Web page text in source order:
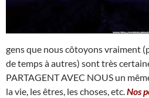
gens que nous côtoyons vraiment
de temps à autres) sont très
PARTAGENT AVEC NOUS un
la vie, les êtres, les choses, etc. Nos